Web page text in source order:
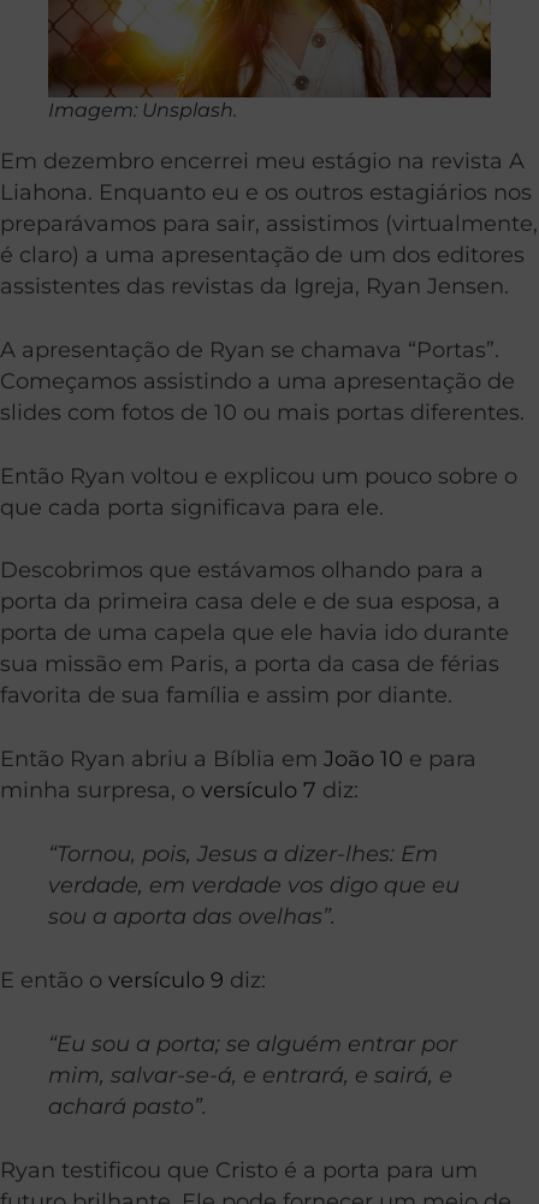
Imagem: Unsplash.
Em dezembro encerrei meu estágio na revista A
Liahona. Enquanto eu e os outros estagiários nos
preparávamos para sair, assistimos (virtualmente,
é claro) a uma apresentação de um dos editores
assistentes das revistas da Igreja, Ryan Jensen.
A apresentação de Ryan se chamava “Portas”.
Começamos assistindo a uma apresentação de
slides com fotos de 10 ou mais portas diferentes.
Então Ryan voltou e explicou um pouco sobre o
que cada porta significava para ele.
Descobrimos que estávamos olhando para a
porta da primeira casa dele e de sua esposa, a
porta de uma capela que ele havia ido durante
sua missão em Paris, a porta da casa de férias
favorita de sua família e assim por diante.
Então Ryan abriu a Bíblia em João 10 e para
minha surpresa, o versículo 7 diz:
“Tornou, pois, Jesus a dizer-lhes: Em
verdade, em verdade vos digo que eu
sou a aporta das ovelhas”.
E então o versículo 9 diz:
“Eu sou a porta; se alguém entrar por
mim, salvar-se-á, e entrará, e sairá, e
achará pasto”.
Ryan testificou que Cristo é a porta para um